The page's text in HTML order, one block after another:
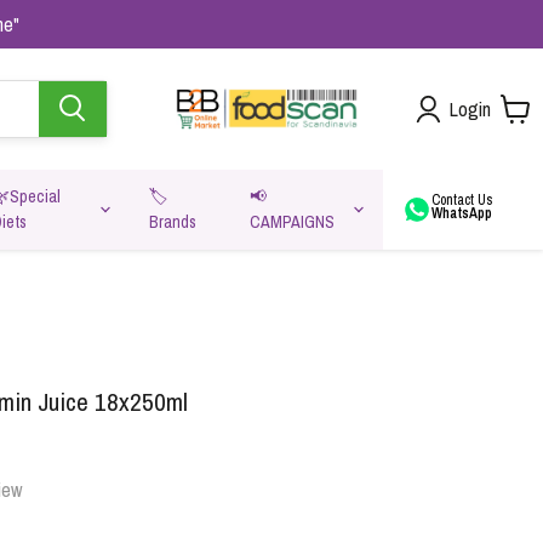
Login
🏷️
Brands
📢
CAMPAIGNS
Contact Us
WhatsApp
Juice 18x250ml